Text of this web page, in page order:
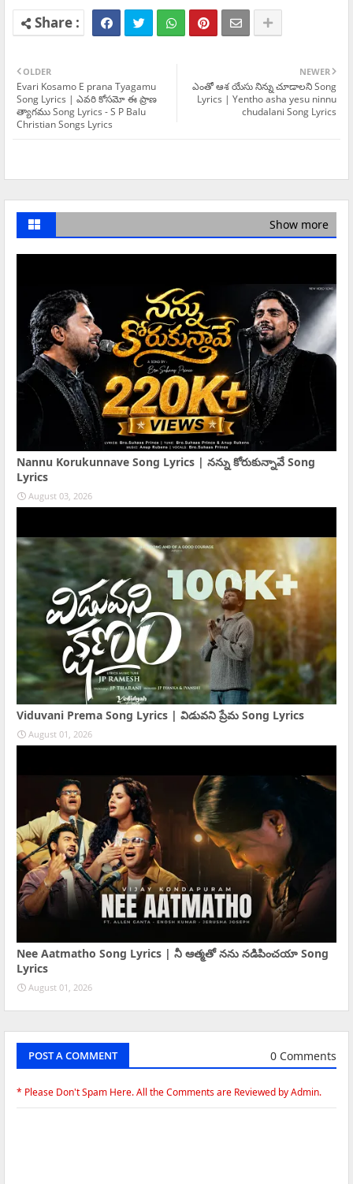
NEWER
ఎంతో ఆశ యేసు నిన్ను చూడాలని Song
Lyrics | Yentho asha yesu ninnu
chudalani Song Lyrics
OLDER
Evari Kosamo E prana Tyagamu
Song Lyrics | ఎవరి కోసమో ఈ ప్రాణ
త్యాగము Song Lyrics - S P Balu
Christian Songs Lyrics
Show more
Nannu Korukunnave Song Lyrics | నన్ను కోరుకున్నావే Song
Lyrics
August 03, 2026
Viduvani Prema Song Lyrics | విడువని ప్రేమ Song Lyrics
August 01, 2026
Nee Aatmatho Song Lyrics | నీ ఆత్మతో నను నడిపించయా Song
Lyrics
August 01, 2026
POST A COMMENT 0 Comments
* Please Don't Spam Here. All the Comments are Reviewed by Admin.